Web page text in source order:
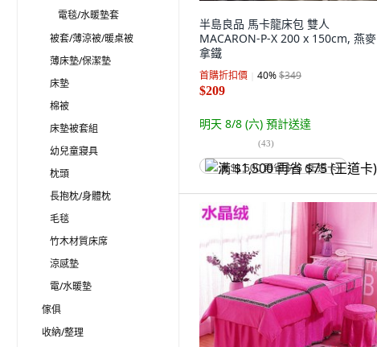
電毯/水暖墊套
被套/薄涼被/暖桌被
薄床墊/保潔墊
床墊
棉被
床墊被套組
幼兒童寢具
枕頭
長抱枕/身體枕
毛毯
竹木材質床席
涼感墊
電/水暖墊
傢俱
收納/整理
半島良品 馬卡龍床包 雙人
MACARON-P-X 200 x 150cm, 燕麥
拿鐵
首購折扣價 40%$349
$209
明天 8/8 (六) 預計送達
(43)
满 $1,500 再省 $75 (王道卡)